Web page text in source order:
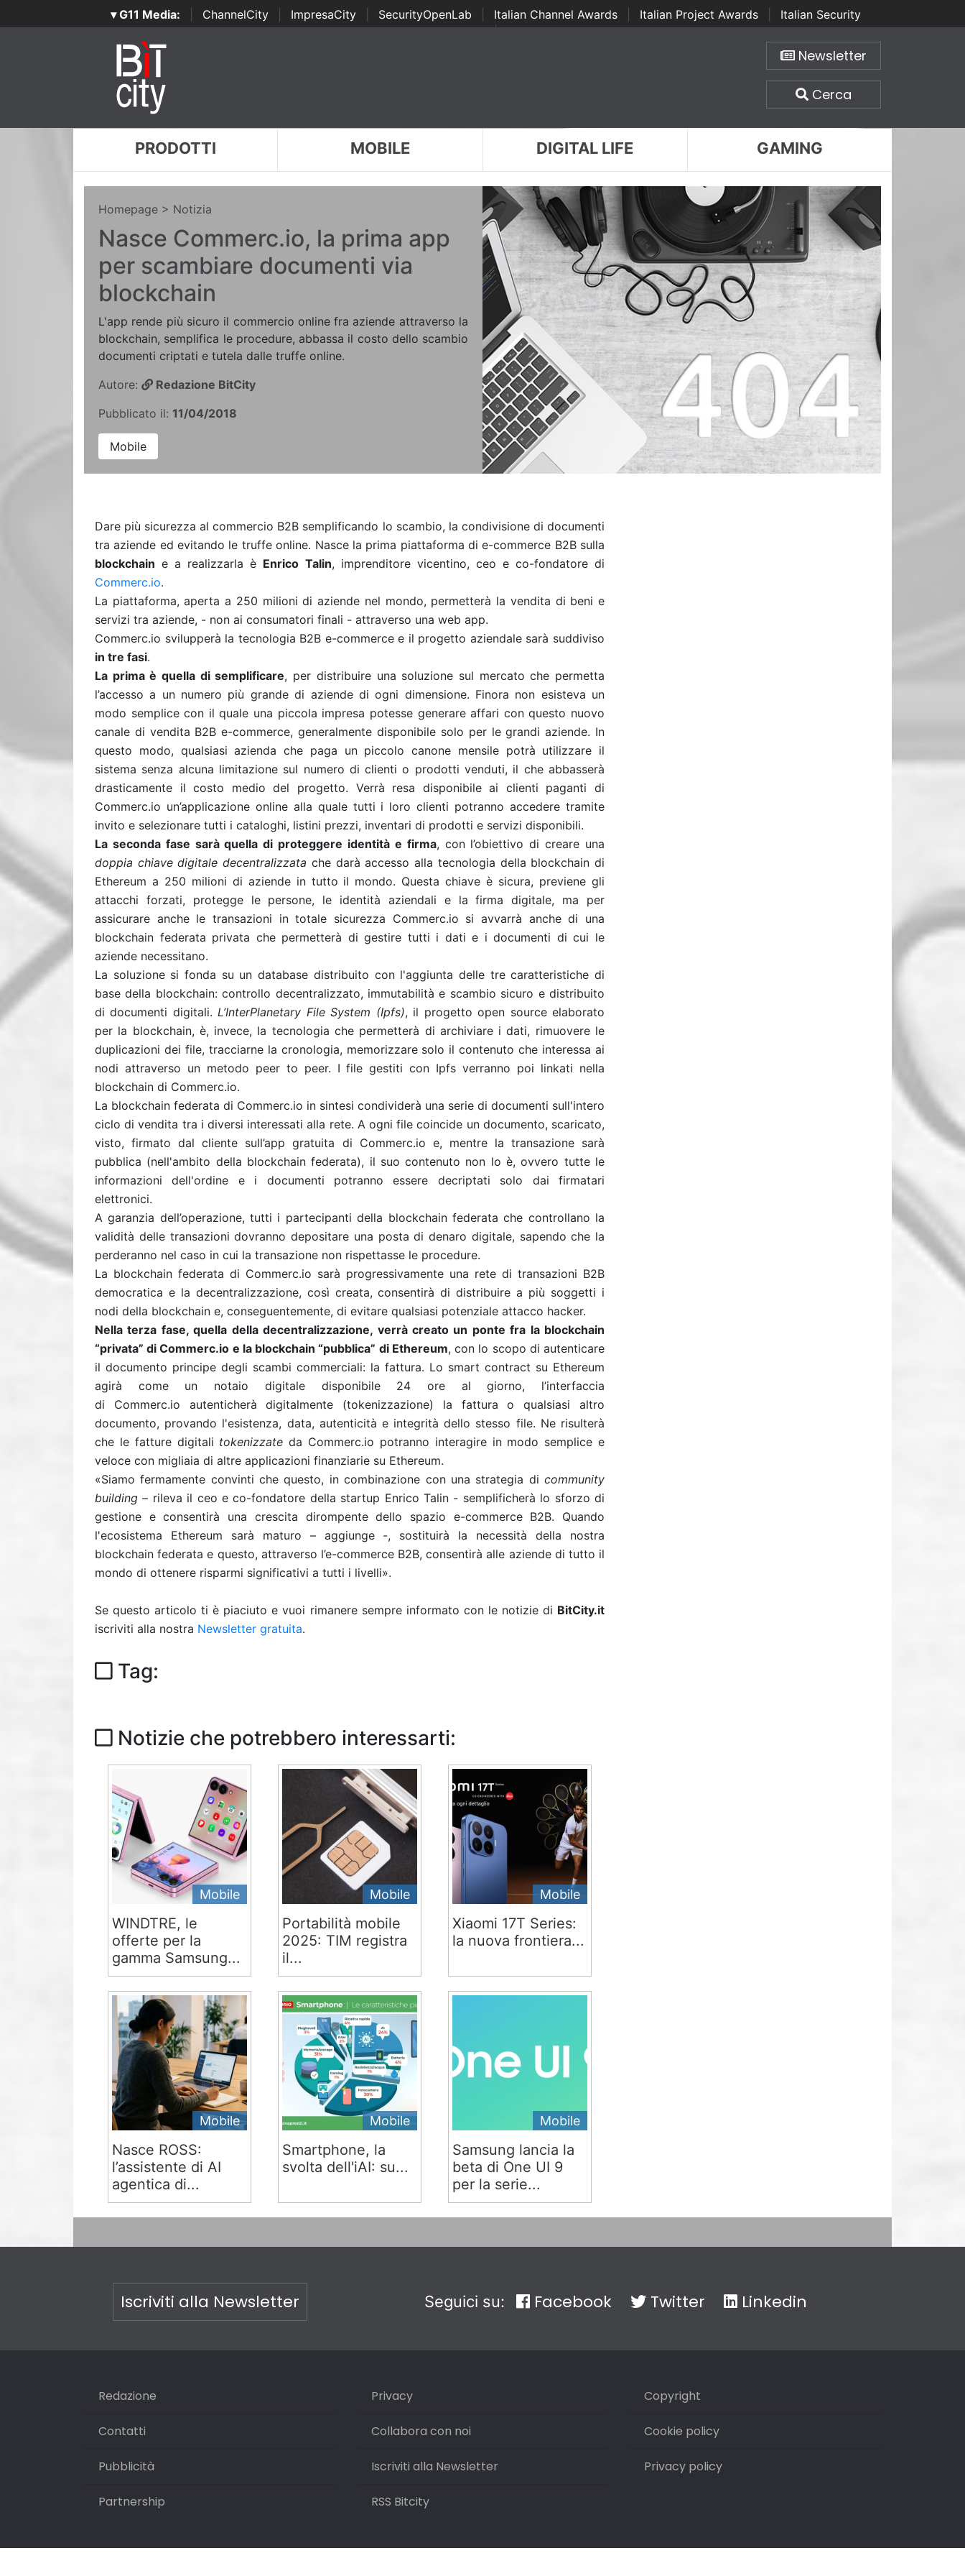
▾ G11 Media: ChannelCity ImpresaCity SecurityOpenLab Italian Channel Awards Italian Project Awards
Italian Security
Awards | ...
Newsletter
Cerca
PRODOTTI MOBILE DIGITAL LIFE GAMING
Homepage > Notizia
Nasce Commerc.io, la prima app
per scambiare documenti via
blockchain
L'app rende più sicuro il commercio online fra aziende attraverso la
blockchain, semplifica le procedure, abbassa il costo dello scambio
documenti criptati e tutela dalle truffe online.
Autore:
Redazione BitCity
Pubblicato il: 11/04/2018
Mobile
Dare più sicurezza al commercio B2B semplificando lo scambio, la condivisione di documenti
tra aziende ed evitando le truffe online. Nasce la prima piattaforma di e-commerce B2B sulla
blockchain e a realizzarla è Enrico Talin, imprenditore vicentino, ceo e co-fondatore di
Commerc.io.
La piattaforma, aperta a 250 milioni di aziende nel mondo, permetterà la vendita di beni e
servizi tra aziende, - non ai consumatori finali - attraverso una web app.
Commerc.io svilupperà la tecnologia B2B e-commerce e il progetto aziendale sarà suddiviso
in tre fasi.
La prima è quella di semplificare, per distribuire una soluzione sul mercato che permetta
l’accesso a un numero più grande di aziende di ogni dimensione. Finora non esisteva un
modo semplice con il quale una piccola impresa potesse generare affari con questo nuovo
canale di vendita B2B e-commerce, generalmente disponibile solo per le grandi aziende. In
questo modo, qualsiasi azienda che paga un piccolo canone mensile potrà utilizzare il
sistema senza alcuna limitazione sul numero di clienti o prodotti venduti, il che abbasserà
drasticamente il costo medio del progetto. Verrà resa disponibile ai clienti paganti di
Commerc.io un’applicazione online alla quale tutti i loro clienti potranno accedere tramite
invito e selezionare tutti i cataloghi, listini prezzi, inventari di prodotti e servizi disponibili.
La seconda fase sarà quella di proteggere identità e firma, con l’obiettivo di creare una
doppia chiave digitale decentralizzata che darà accesso alla tecnologia della blockchain di
Ethereum a 250 milioni di aziende in tutto il mondo. Questa chiave è sicura, previene gli
attacchi forzati, protegge le persone, le identità aziendali e la firma digitale, ma per
assicurare anche le transazioni in totale sicurezza Commerc.io si avvarrà anche di una
blockchain federata privata che permetterà di gestire tutti i dati e i documenti di cui le
aziende necessitano.
La soluzione si fonda su un database distribuito con l'aggiunta delle tre caratteristiche di
base della blockchain: controllo decentralizzato, immutabilità e scambio sicuro e distribuito
di documenti digitali.L’InterPlanetary File System (Ipfs), il progetto open source elaborato
per la blockchain, è, invece, la tecnologia che permetterà di archiviare i dati, rimuovere le
duplicazioni dei file, tracciarne la cronologia, memorizzare solo il contenuto che interessa ai
nodi attraverso un metodo peer to peer. I file gestiti con Ipfs verranno poi linkati nella
blockchain di Commerc.io.
La blockchain federata di Commerc.io in sintesi condividerà una serie di documenti sull'intero
ciclo di vendita tra i diversi interessati alla rete. A ogni file coincide un documento, scaricato,
visto, firmato dal cliente sull’app gratuita di Commerc.io e, mentre la transazione sarà
pubblica (nell'ambito della blockchain federata), il suo contenuto non lo è, ovvero tutte le
informazioni dell'ordine e i documenti potranno essere decriptati solo dai firmatari
elettronici.
A garanzia dell’operazione, tutti i partecipanti della blockchain federata che controllano la
validità delle transazioni dovranno depositare una posta di denaro digitale, sapendo che la
perderanno nel caso in cui la transazione non rispettasse le procedure.
La blockchain federata di Commerc.io sarà progressivamente una rete di transazioni B2B
democratica e la decentralizzazione, così creata, consentirà di distribuire a più soggetti i
nodi della blockchain e, conseguentemente, di evitare qualsiasi potenziale attacco hacker.
Nella terza fase, quella della decentralizzazione, verrà creato un ponte fra la blockchain
“privata” di Commerc.io e la blockchain “pubblica” di Ethereum, con lo scopo di autenticare
il documento principe degli scambi commerciali: la fattura. Lo smart contract su Ethereum
agirà come un notaio digitale disponibile 24 ore al giorno, l’interfaccia
di Commerc.io autenticherà digitalmente (tokenizzazione) la fattura o qualsiasi altro
documento, provando l'esistenza, data, autenticità e integrità dello stesso file. Ne risulterà
che le fatture digitali tokenizzate da Commerc.io potranno interagire in modo semplice e
veloce con migliaia di altre applicazioni finanziarie su Ethereum.
«Siamo fermamente convinti che questo, in combinazione con una strategia di community
building – rileva il ceo e co-fondatore della startup Enrico Talin - semplificherà lo sforzo di
gestione e consentirà una crescita dirompente dello spazio e-commerce B2B. Quando
l'ecosistema Ethereum sarà maturo – aggiunge -, sostituirà la necessità della nostra
blockchain federata e questo, attraverso l’e-commerce B2B, consentirà alle aziende di tutto il
mondo di ottenere risparmi significativi a tutti i livelli».
Se questo articolo ti è piaciuto e vuoi rimanere sempre informato con le notizie di BitCity.it
iscriviti alla nostra Newsletter gratuita.
Tag:
Notizie che potrebbero interessarti:
Mobile
WINDTRE, le
offerte per la
gamma Samsung...
Mobile
Portabilità mobile
2025: TIM registra
il...
Mobile
Xiaomi 17T Series:
la nuova frontiera...
Mobile
Nasce ROSS:
l’assistente di AI
agentica di...
Mobile
Smartphone, la
svolta dell'iAI: su...
Mobile
Samsung lancia la
beta di One UI 9
per la serie...
Iscriviti alla Newsletter Seguici su: Facebook Twitter Linkedin
Redazione
Contatti
Pubblicità
Partnership
Privacy
Collabora con noi
Iscriviti alla Newsletter
RSS Bitcity
Copyright
Cookie policy
Privacy policy